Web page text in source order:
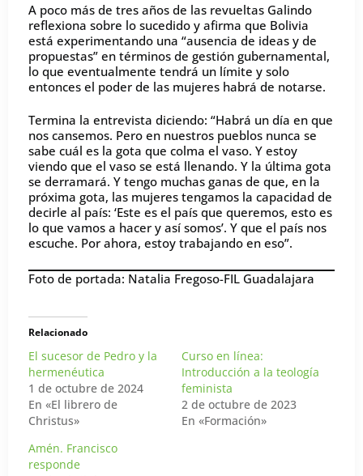
A poco más de tres años de las revueltas Galindo
reflexiona sobre lo sucedido y afirma que Bolivia
está experimentando una “ausencia de ideas y de
propuestas” en términos de gestión gubernamental,
lo que eventualmente tendrá un límite y solo
entonces el poder de las mujeres habrá de notarse.
Termina la entrevista diciendo: “Habrá un día en que
nos cansemos. Pero en nuestros pueblos nunca se
sabe cuál es la gota que colma el vaso. Y estoy
viendo que el vaso se está llenando. Y la última gota
se derramará. Y tengo muchas ganas de que, en la
próxima gota, las mujeres tengamos la capacidad de
decirle al país: ‘Este es el país que queremos, esto es
lo que vamos a hacer y así somos’. Y que el país nos
escuche. Por ahora, estoy trabajando en eso”.
Foto de portada: Natalia Fregoso-FIL Guadalajara
Relacionado
El sucesor de Pedro y la
hermenéutica
1 de octubre de 2024
En «El librero de
Christus»
Curso en línea:
Introducción a la teología
feminista
2 de octubre de 2023
En «Formación»
Amén. Francisco
responde